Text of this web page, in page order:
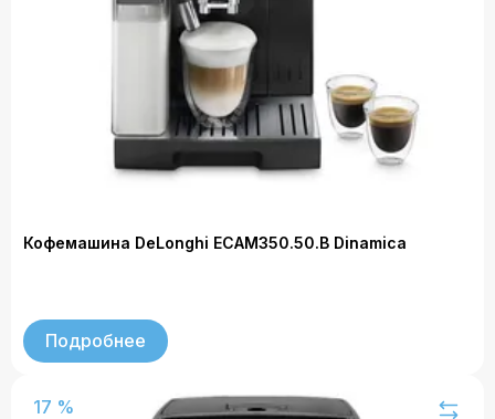
Кофемашина DeLonghi ECAM350.50.B Dinamica
Подробнее
17 %